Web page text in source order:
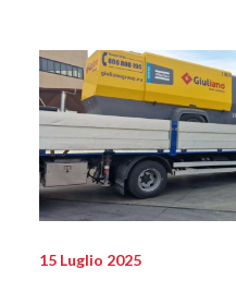
15 Luglio 2025